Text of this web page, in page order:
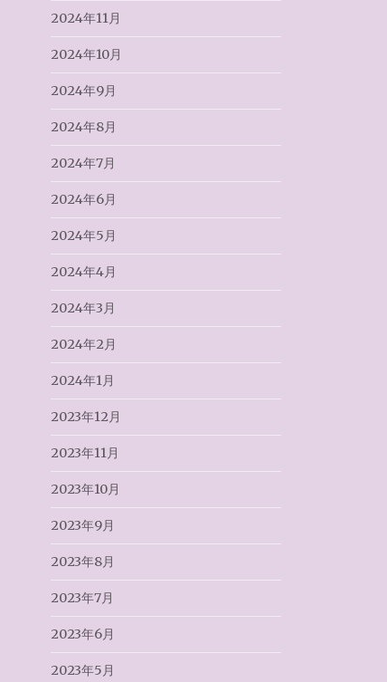
2024年11月
2024年10月
2024年9月
2024年8月
2024年7月
2024年6月
2024年5月
2024年4月
2024年3月
2024年2月
2024年1月
2023年12月
2023年11月
2023年10月
2023年9月
2023年8月
2023年7月
2023年6月
2023年5月